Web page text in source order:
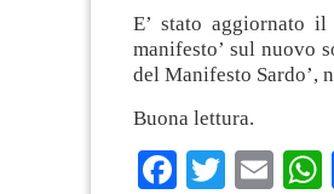
E’ stato aggiornato
manifesto’ sul nuovo
del Manifesto Sardo’,
Buona lettura.
Facebook
Twitter